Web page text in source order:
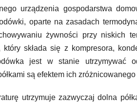
urządzenia gospodarstwa
oparte na zasadach
żywności przy niskich
który składa się z kompresora,
jest w stanie utrzymywać
są efektem ich
utrzymuje zazwyczaj dolna